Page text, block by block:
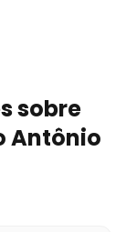
sobre
Antônio